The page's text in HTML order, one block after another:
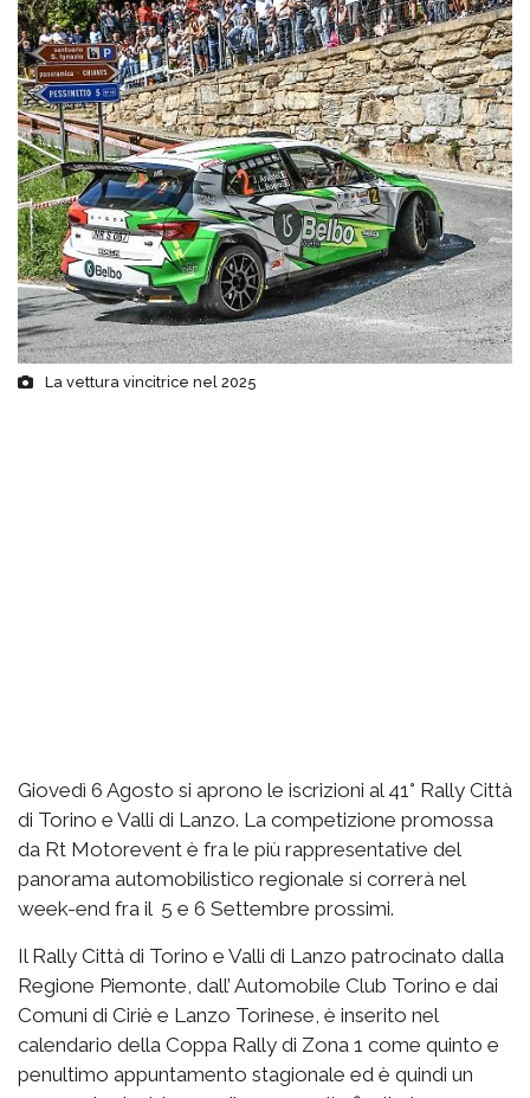
La vettura vincitrice nel 2025
Giovedì 6 Agosto si aprono le iscrizioni al 41° Rally Città
di Torino e Valli di Lanzo. La competizione promossa
da Rt Motorevent è fra le più rappresentative del
panorama automobilistico regionale si correrà nel
week-end fra il 5 e 6 Settembre prossimi.
Il Rally Città di Torino e Valli di Lanzo patrocinato dalla
Regione Piemonte, dall’ Automobile Club Torino e dai
Comuni di Ciriè e Lanzo Torinese, è inserito nel
calendario della Coppa Rally di Zona 1 come quinto e
penultimo appuntamento stagionale ed è quindi un